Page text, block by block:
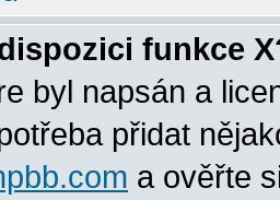
funkce
byl napsán a
přidat
a ověřte